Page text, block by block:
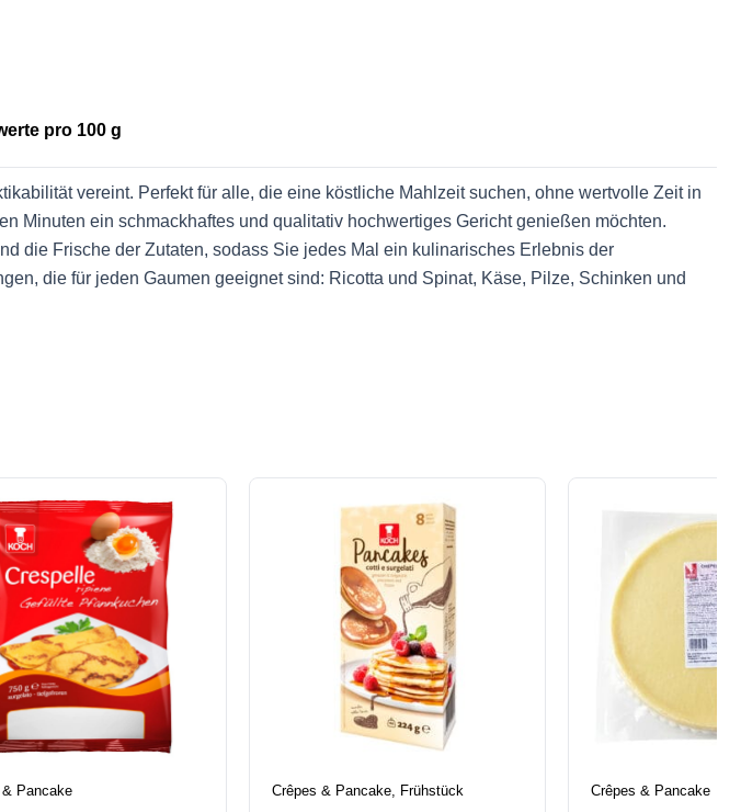
pro 100 g
vereint. Perfekt für alle, die eine köstliche Mahlzeit suchen, ohne wertvolle Zeit in
Minuten ein schmackhaftes und qualitativ hochwertiges Gericht genießen möchten.
die Frische der Zutaten, sodass Sie jedes Mal ein kulinarisches Erlebnis der
die für jeden Gaumen geeignet sind: Ricotta und Spinat, Käse, Pilze, Schinken und
Pancake Crêpes & Pancake, Frühstück Crêpes & Pancake